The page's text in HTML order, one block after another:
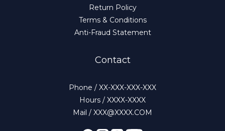
Return Policy
Terms & Conditions
Anti-Fraud Statement
Contact
Phone / XX-XXX-XXX-XXX
Hours / XXXX-XXXX
Mail / XXX@XXXX.COM